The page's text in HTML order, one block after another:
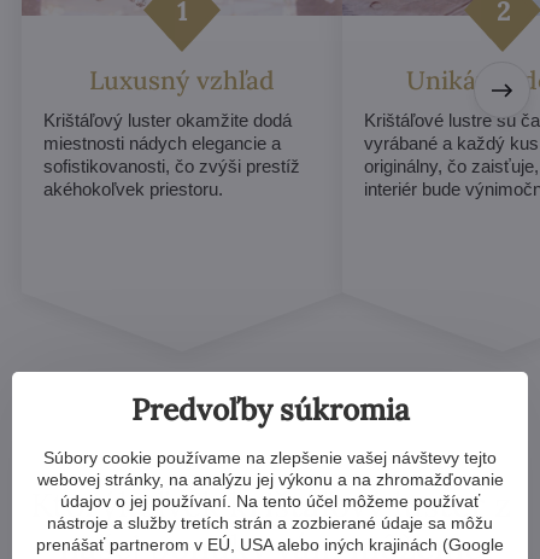
Luxusný vzhľad
Krištáľový luster okamžite dodá
miestnosti nádych elegancie a
sofistikovanosti, čo zvýši prestíž
akéhokoľvek priestoru.
Unikátny
Krištáľové lustre sú
vyrábané a každý
originálny, čo
interiér bude
Ktorýkoľvek krištáľový luster z
našej ponuky vám môžeme
Predvoľby súkromia
Súbory cookie používame na zlepšenie vašej návštevy tejto
webovej stránky, na analýzu jej výkonu a na zhromažďovanie
údajov o jej používaní. Na tento účel môžeme používať
nástroje a služby tretích strán a zozbierané údaje sa môžu
prenášať partnerom v EÚ, USA alebo iných krajinách (Google